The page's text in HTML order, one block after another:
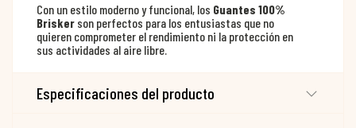
Con un estilo moderno y funcional, los Guantes 100%
Brisker son perfectos para los entusiastas que no
quieren comprometer el rendimiento ni la protección en
sus actividades al aire libre.
Especificaciones del producto